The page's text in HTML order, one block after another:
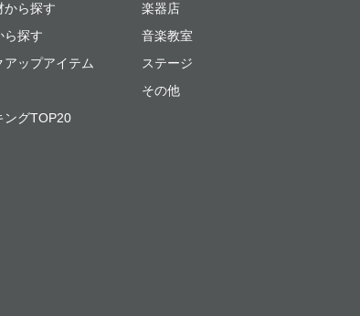
から探す
ら探す
アップアイテム
ングTOP20
楽器店
音楽教室
ステージ
その他